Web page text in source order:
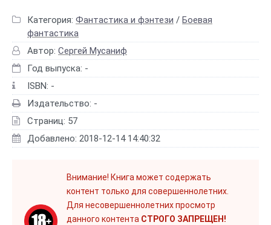
Категория: Фантастика и фэнтези / Боевая
фантастика
Автор: Сергей Мусаниф
Год выпуска: -
ISBN: -
Издательство: -
Страниц: 57
Добавлено: 2018-12-14 14:40:32
Внимание! Книга может содержать
контент только для совершеннолетних.
Для несовершеннолетних просмотр
данного контента СТРОГО ЗАПРЕЩЕН!